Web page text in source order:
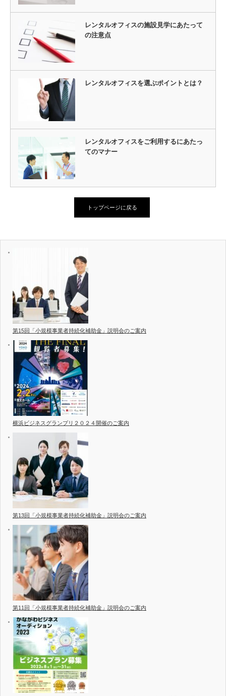
レンタルオフィスの施設見学にあたって
の注意点
レンタルオフィスを選ぶポイントとは？
レンタルオフィスをご利用するにあたっ
てのマナー
トップページに戻る
第15回「小規模事業者持続化補助金」説明会のご案内
横浜ビジネスグランプリ２０２４開催のご案内
第13回「小規模事業者持続化補助金」説明会のご案内
第11回「小規模事業者持続化補助金」説明会のご案内